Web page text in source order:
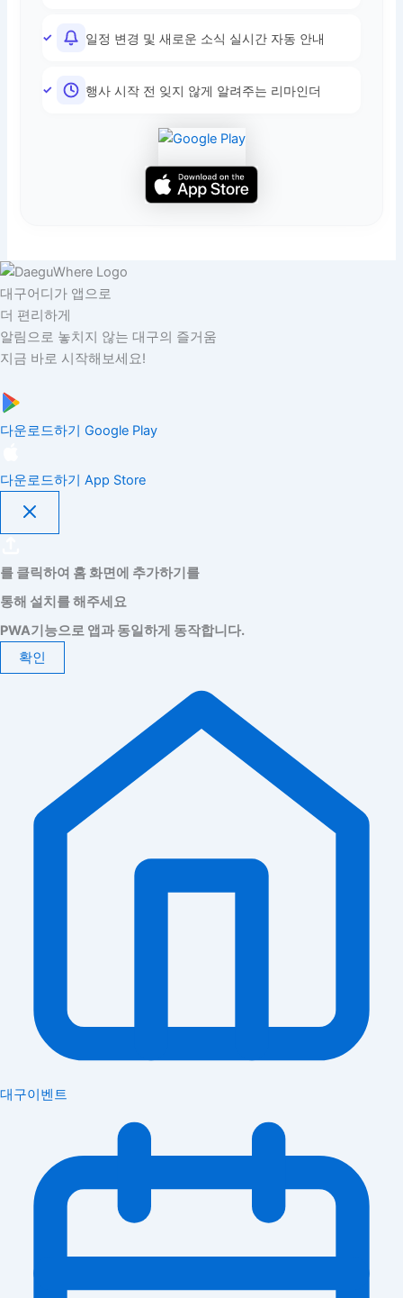
일정 변경 및 새로운 소식 실시간 자동 안내
행사 시작 전 잊지 않게 알려주는 리마인더
대구어디가 앱으로
더 편리하게
알림으로 놓치지 않는 대구의 즐거움
지금 바로 시작해보세요!
다운로드하기 Google Play
다운로드하기 App Store
를 클릭하여 홈 화면에 추가하기를
통해 설치를 해주세요
PWA기능으로 앱과 동일하게 동작합니다.
확인
대구이벤트